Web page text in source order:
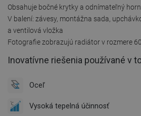
Obsahuje bočné krytky a odnímateľný
V balení: závesy, montážna sada,
a ventilová vložka
Fotografie zobrazujú radiátor v rozmere
Inovatívne riešenia používané v
Oceľ
Vysoká tepelná účinnosť